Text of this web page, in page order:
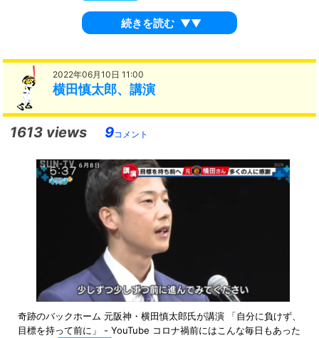
続きを読む ▼▼
2022年06月10日 11:00
横田慎太郎、講演
1613 views 9コメント
奇跡のバックホーム 元阪神・横田慎太郎氏が講演 「自分に負けず、
目標を持って前に」 - YouTube コロナ禍前にはこんな毎日もあった